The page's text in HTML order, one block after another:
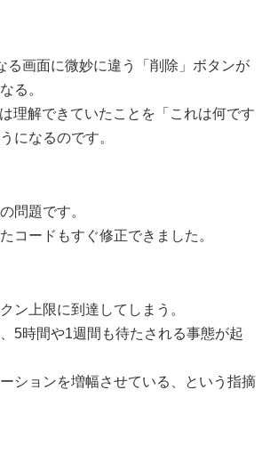
る画面に微妙に違う「削除」ボタンが
る。
理解できていたことを「これは何です
になるのです。
問題です。
コードもすぐ修正できました。
ン上限に到達してしまう。
5時間や1週間も待たされる事態が起
ションを増幅させている、という指摘